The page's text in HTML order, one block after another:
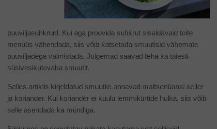
puuviljasuhkruid. Kui aga proovida suhkrut sisaldavaid toite
menüüs vähendada, siis võib katsetada smuutisid vähemate
puuviljadega valmistada. Julgemad saavad teha ka täiesti
süsivesikutevaba smuutit.
Selles artiklis kirjeldatud smuutile annavad maitsenüansi seller
ja koriander. Kui koriander ei kuulu lemmikürtide hulka, siis võib
selle asendada ka mündiga.